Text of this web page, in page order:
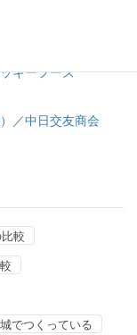
キーフーズ
／中日交友商会
較
でつくっている